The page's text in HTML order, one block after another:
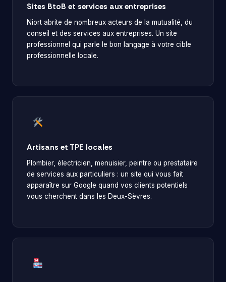
Sites BtoB et services aux entreprises
Niort abrite de nombreux acteurs de la mutualité, du
conseil et des services aux entreprises. Un site
professionnel qui parle le bon langage à votre cible
professionnelle locale.
Artisans et TPE locales
Plombier, électricien, menuisier, peintre ou prestataire
de services aux particuliers : un site qui vous fait
apparaître sur Google quand vos clients potentiels
vous cherchent dans les Deux-Sèvres.